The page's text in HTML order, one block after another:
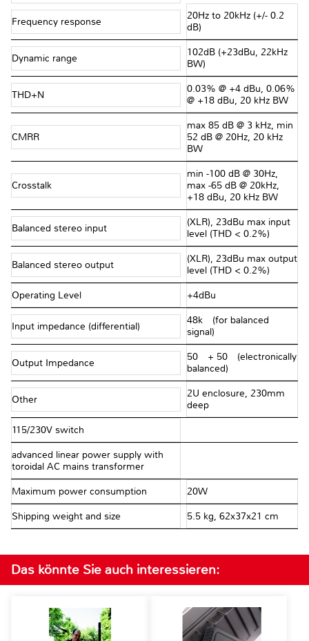
Frequency response
20Hz to 20kHz (+/- 0.2
dB)
Dynamic range
102dB (+23dBu, 22kHz
BW)
THD+N
0.03% @ +4 dBu, 0.06%
@ +18 dBu, 20 kHz BW
CMRR
max 85 dB @ 3 kHz, min
52 dB @ 20Hz, 20 kHz
BW
Crosstalk
min -100 dB @ 30Hz,
max -65 dB @ 20kHz,
+18 dBu, 20 kHz BW
Balanced stereo input
(XLR), 23dBu max input
level (THD < 0.2%)
Balanced stereo output
(XLR), 23dBu max output
level (THD < 0.2%)
Operating Level +4dBu
Input impedance (differential)
48kΩ (for balanced
signal)
Output Impedance
50Ω + 50Ω (electronically
balanced)
Other
2U enclosure, 230mm
deep
115/230V switch
advanced linear power supply with
toroidal AC mains transformer
Maximum power consumption 20W
Shipping weight and size 5.5 kg, 62x37x21 cm
Das könnte Sie auch interessieren: